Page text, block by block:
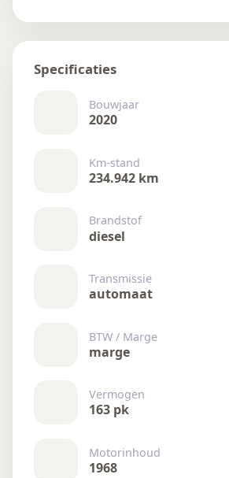
Specificaties
Bouwjaar
2020
Km-stand
234.942 km
Brandstof
diesel
Transmissie
automaat
BTW / Marge
marge
Vermogen
163 pk
Motorinhoud
1968